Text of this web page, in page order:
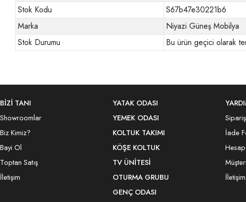
Stok Kodu
S67b47e30221b6
Marka
Niyazi Güneş Mobilya
Stok Durumu
Bu ürün geçici olarak
BİZİ TANI
Showroomlar
Biz Kimiz?
Bayi Ol
Toptan Satış
İletişim
YATAK ODASI
YEMEK ODASI
KOLTUK TAKIMI
KÖŞE KOLTUK
TV ÜNITESI
OTURMA GRUBU
GENÇ ODASI
İade
İletişim